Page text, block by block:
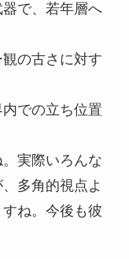
で、若年層へ
の古さに対す
での立ち位置
実際いろんな
多角的視点よ
ね。今後も彼